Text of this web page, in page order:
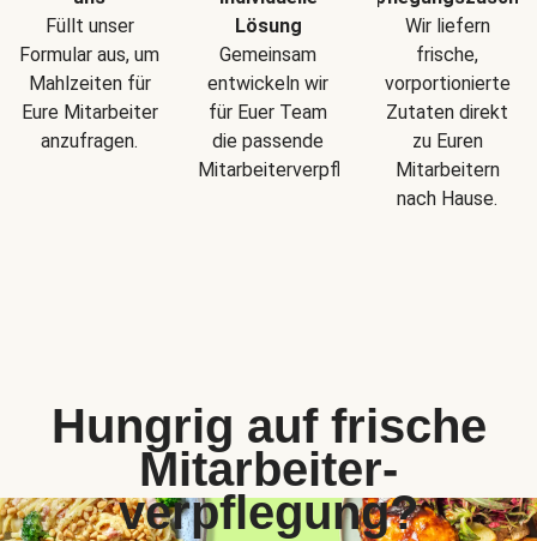
Füllt unser
Formular aus, um
Mahlzeiten für
Eure Mitarbeiter
anzufragen.
Lösung
Gemeinsam
entwickeln wir
für Euer Team
die passende
Mitarbeiterverpflegung.
Wir liefern
frische,
vorportionierte
Zutaten direkt
zu Euren
Mitarbeitern
nach Hause.
Hungrig auf frische
Mitarbeiter-
verpflegung?